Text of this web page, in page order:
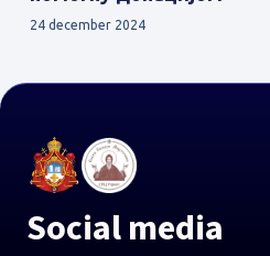
24 december 2024
Social media